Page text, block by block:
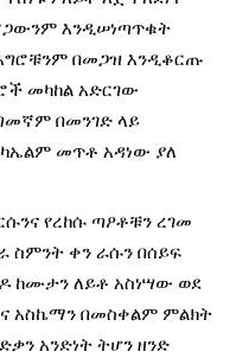
እንዲሠነጣጥቁት
በመጋዝ እንዲቆርጡ
መካከል አድርገው
በመንገድ ላይ
መጥቶ አዳነው ያለ
የረከሱ ጣዖቶቹን ረገመ
ቀን ራሱን በሰይፍ
ከሙታን ለይቶ አስነሣው ወደ
አስኬማን በመስቀልም ምልክት
አንድነት ትሆን ዘንድ